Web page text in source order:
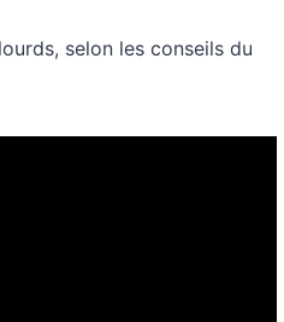
selon les conseils du